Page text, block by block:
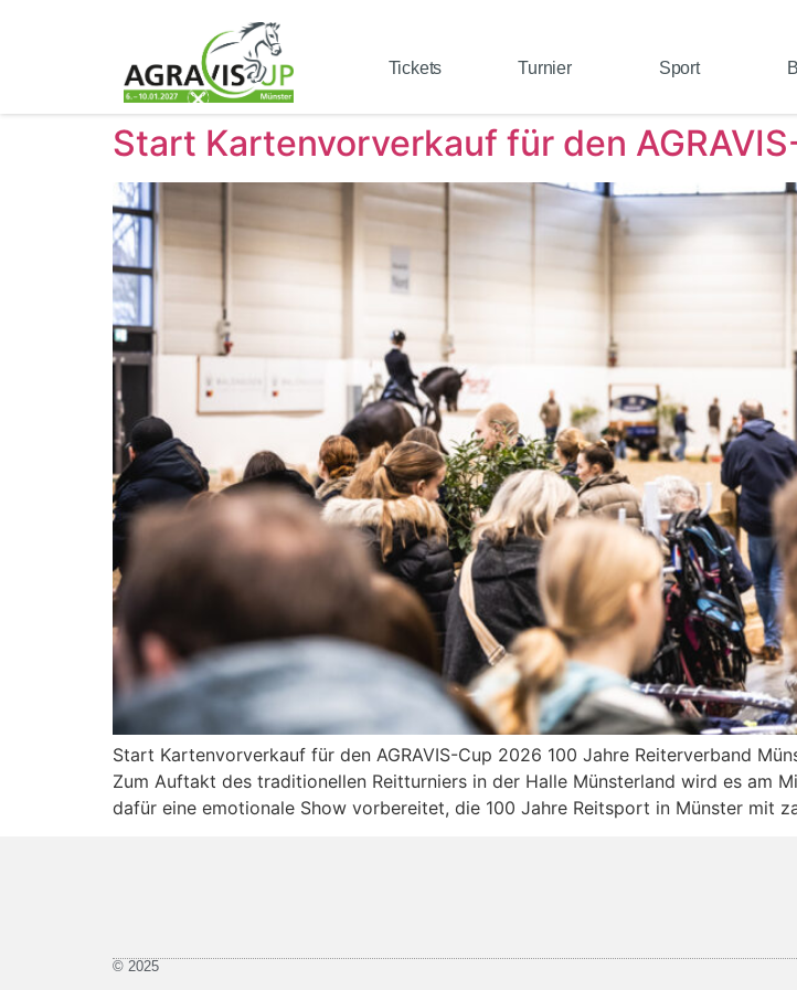
Tickets Turnier Sport
Start Kartenvorverkauf für den
Start Kartenvorverkauf für den AGRAVIS-Cup 2026 100 Jahre Reiterverband
Zum Auftakt des traditionellen Reitturniers in der Halle Münsterland wird es am
dafür eine emotionale Show vorbereitet, die 100 Jahre Reitsport in Münster mit
© 2025